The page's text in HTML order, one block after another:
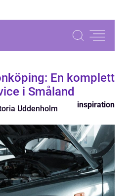
En komplett
i Småland
Uddenholm inspiration